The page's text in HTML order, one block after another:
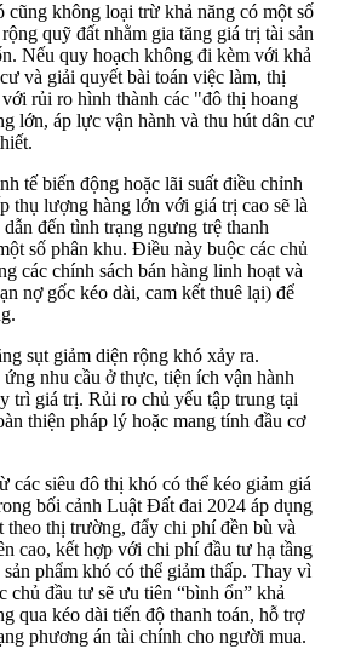
cũng không loại trừ khả năng có một số
quỹ đất nhằm gia tăng giá trị tài sản
Nếu quy hoạch không đi kèm với khả
và giải quyết bài toán việc làm, thị
rủi ro hình thành các "đô thị hoang
lớn, áp lực vận hành và thu hút dân cư
tế biến động hoặc lãi suất điều chỉnh
thụ lượng hàng lớn với giá trị cao sẽ là
đến tình trạng ngưng trệ thanh
số phân khu. Điều này buộc các chủ
các chính sách bán hàng linh hoạt và
nợ gốc kéo dài, cam kết thuê lại) để
sụt giảm diện rộng khó xảy ra.
nhu cầu ở thực, tiện ích vận hành
trì giá trị. Rủi ro chủ yếu tập trung tại
thiện pháp lý hoặc mang tính đầu cơ
các siêu đô thị khó có thể kéo giảm giá
bối cảnh Luật Đất đai 2024 áp dụng
theo thị trường, đẩy chi phí đền bù và
cao, kết hợp với chi phí đầu tư hạ tầng
phẩm khó có thể giảm thấp. Thay vì
chủ đầu tư sẽ ưu tiên “bình ổn” khả
qua kéo dài tiến độ thanh toán, hỗ trợ
phương án tài chính cho người mua.